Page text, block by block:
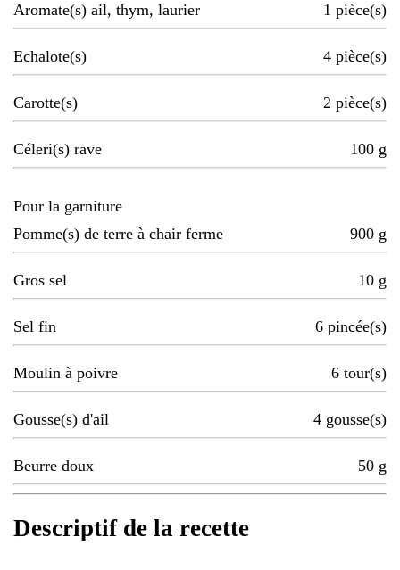
Aromate(s) ail, thym, laurier 1 pièce(s)
Echalote(s) 4 pièce(s)
Carotte(s) 2 pièce(s)
Céleri(s) rave 100 g
Pour la garniture
Pomme(s) de terre à chair ferme
900 g
Gros sel 10 g
Sel fin 6 pincée(s)
Moulin à poivre 6 tour(s)
Gousse(s) d'ail 4 gousse(s)
Beurre doux 50 g
Descriptif de la recette